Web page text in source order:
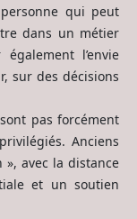
qui peut
dans un métier
l’envie
sur des décisions
pas forcément
Anciens
», avec la distance
et un soutien